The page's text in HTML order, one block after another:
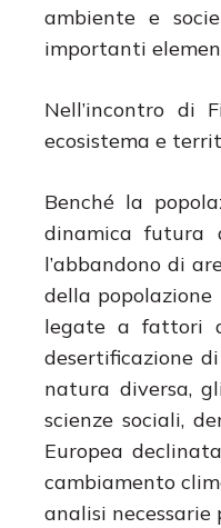
ambiente e
importanti
Nell’incontro di
ecosistema e
Benché la
dinamica futura
l’abbandono di
della
legate a fattori
desertificazione
natura diversa,
scienze sociali,
Europea
cambiamento
analisi